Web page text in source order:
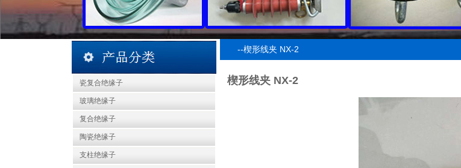
瓷复合绝缘子
玻璃绝缘子
复合绝缘子
陶瓷绝缘子
支柱绝缘子
--楔形线夹 NX-2
楔形线夹 NX-2